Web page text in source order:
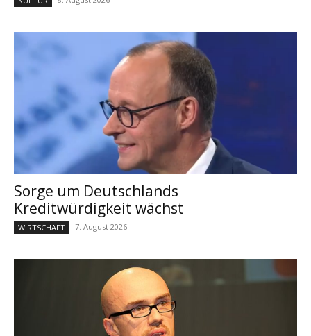
Sorge um Deutschlands
Kreditwürdigkeit wächst
WIRTSCHAFT 7. August 2026